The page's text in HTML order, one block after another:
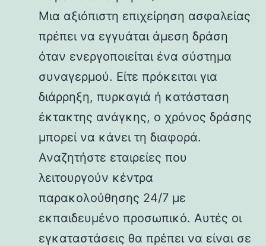
Μια αξιόπιστη επιχείρηση ασφαλείας
πρέπει να εγγυάται άμεση δράση
όταν ενεργοποιείται ένα σύστημα
συναγερμού. Είτε πρόκειται για
διάρρηξη, πυρκαγιά ή κατάσταση
έκτακτης ανάγκης, ο χρόνος δράσης
μπορεί να κάνει τη διαφορά.
Αναζητήστε εταιρείες που
λειτουργούν κέντρα
παρακολούθησης 24/7 με
εκπαιδευμένο προσωπικό. Αυτές οι
εγκαταστάσεις θα πρέπει να είναι σε